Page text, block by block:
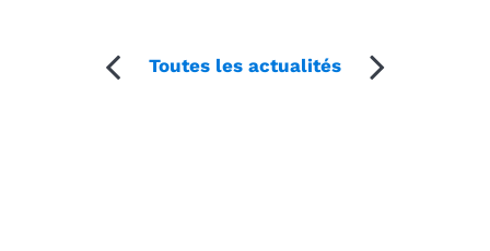
Toutes les actualités